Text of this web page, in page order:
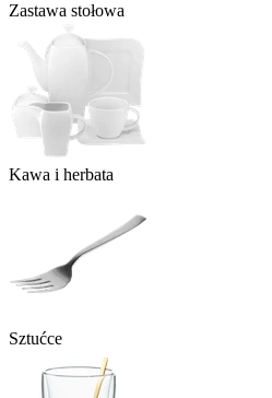
Zastawa stołowa
Kawa i herbata
Sztućce